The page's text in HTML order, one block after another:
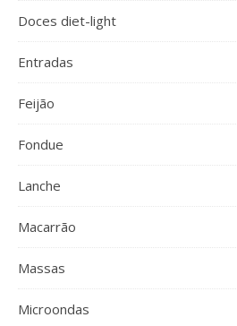
Doces diet-light
Entradas
Feijão
Fondue
Lanche
Macarrão
Massas
Microondas